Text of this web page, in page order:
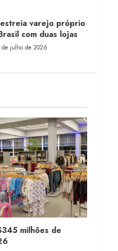
varejo próprio
com duas lojas
julho de 2026
milhões de